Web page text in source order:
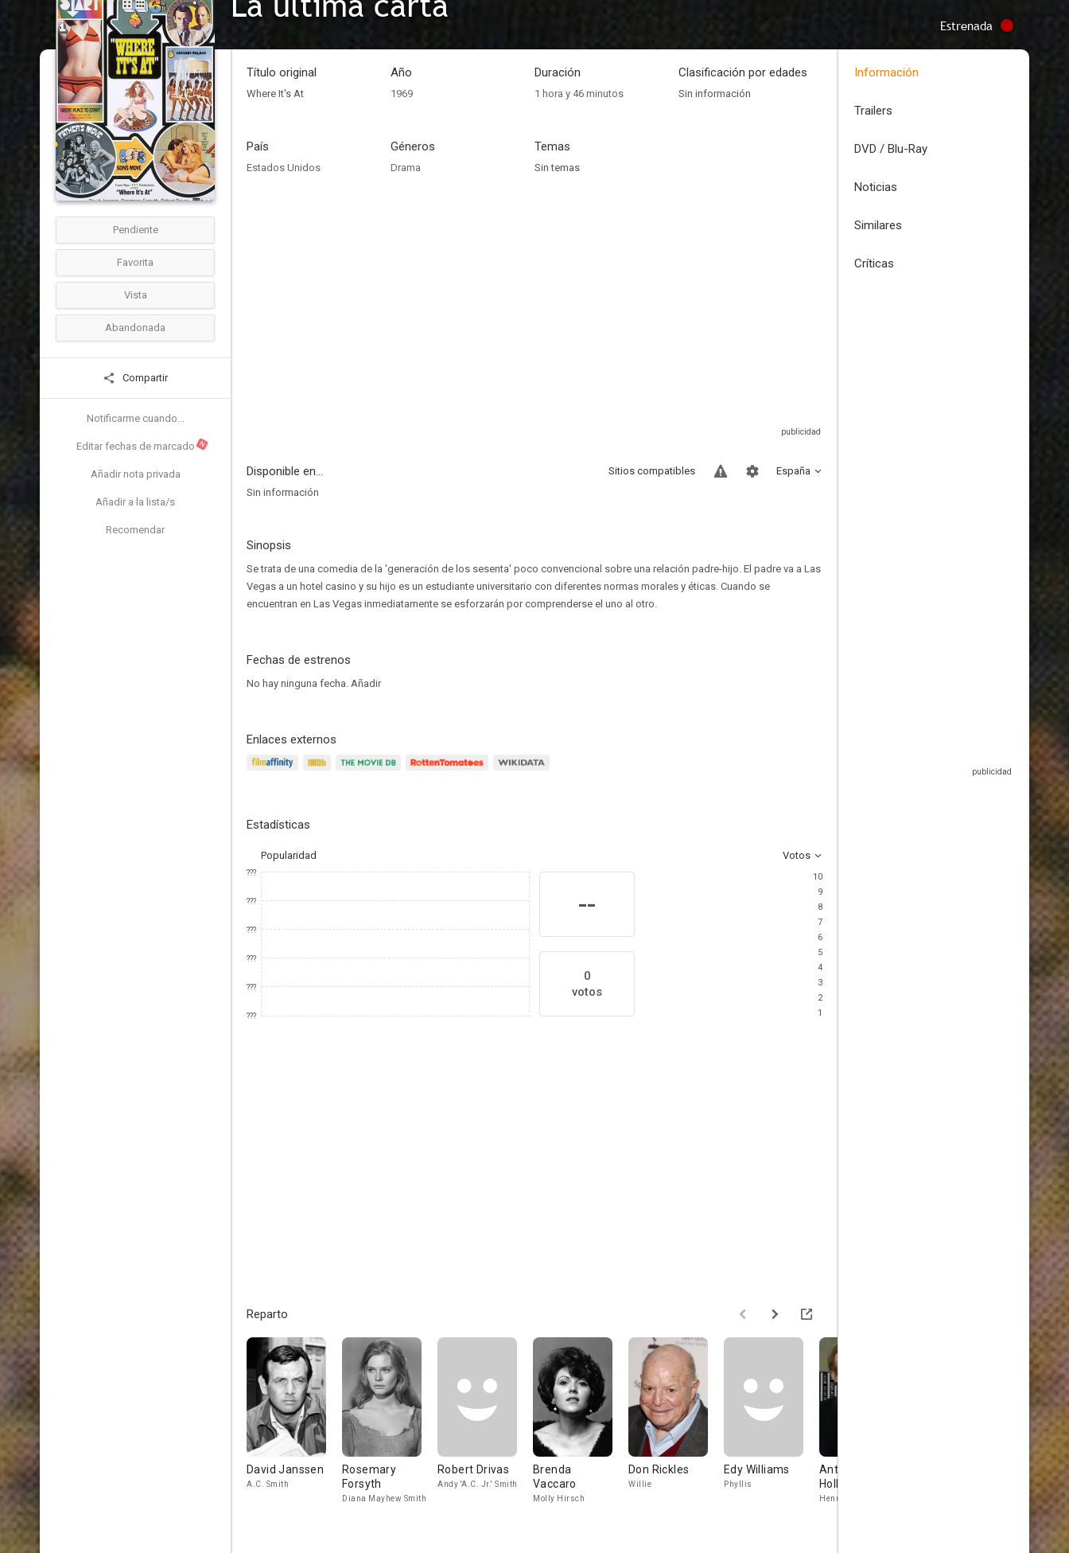
Estrenada
Pendiente
Favorita
Vista
Abandonada
Compartir
Notificarme cuando...
Editar fechas de marcado N
Añadir nota privada
Añadir a la lista/s
Recomendar
Título original
Where It's At
Año
1969
Duración
1 hora y 46 minutos
Clasificación por edades
Sin información
País
Estados Unidos
Géneros
Drama
Temas
Sin temas
Disponible en... España
Sitios compatibles
Sin información
Sinopsis
Se trata de una comedia de la 'generación de los sesenta' poco convencional sobre una relación padre-hijo. El padre va a Las
Vegas a un hotel casino y su hijo es un estudiante universitario con diferentes normas morales y éticas. Cuando se
encuentran en Las Vegas inmediatamente se esforzarán por comprenderse el uno al otro.
Fechas de estrenos
No hay ninguna fecha. Añadir
Enlaces externos
Estadísticas
Popularidad Votos
???
???
???
???
???
???
--
0
votos
10
9
8
7
6
5
4
3
2
1
Reparto
David Janssen
A.C. Smith
Rosemary
Forsyth
Diana Mayhew Smith
Robert Drivas
Andy 'A.C. Jr.' Smith
Brenda
Vaccaro
Molly Hirsch
Don Rickles
Willie
Edy Williams
Phyllis
Anthony
Holland
Henry
Warrene
Betty Avery
Información
Trailers
DVD / Blu-Ray
Noticias
Similares
Críticas